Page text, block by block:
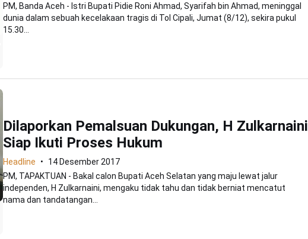
PM, Banda Aceh - Istri Bupati Pidie Roni Ahmad, Syarifah bin Ahmad, meninggal
dunia dalam sebuah kecelakaan tragis di Tol Cipali, Jumat (8/12), sekira pukul
15.30...
Dilaporkan Pemalsuan Dukungan, H Zulkarnaini
Siap Ikuti Proses Hukum
Headline
14 Desember 2017
PM, TAPAKTUAN - Bakal calon Bupati Aceh Selatan yang maju lewat jalur
independen, H Zulkarnaini, mengaku tidak tahu dan tidak berniat mencatut
nama dan tandatangan...